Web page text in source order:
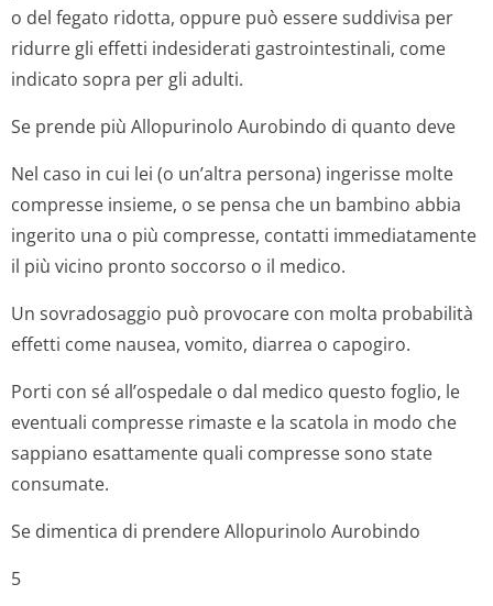
o del fegato ridotta, oppure può essere suddivisa per
ridurre gli effetti indesiderati gastrointestinali, come
indicato sopra per gli adulti.
Se prende più Allopurinolo Aurobindo di quanto deve
Nel caso in cui lei (o un’altra persona) ingerisse molte
compresse insieme, o se pensa che un bambino abbia
ingerito una o più compresse, contatti immediatamente
il più vicino pronto soccorso o il medico.
Un sovradosaggio può provocare con molta probabilità
effetti come nausea, vomito, diarrea o capogiro.
Porti con sé all’ospedale o dal medico questo foglio, le
eventuali compresse rimaste e la scatola in modo che
sappiano esattamente quali compresse sono state
consumate.
Se dimentica di prendere Allopurinolo Aurobindo
5